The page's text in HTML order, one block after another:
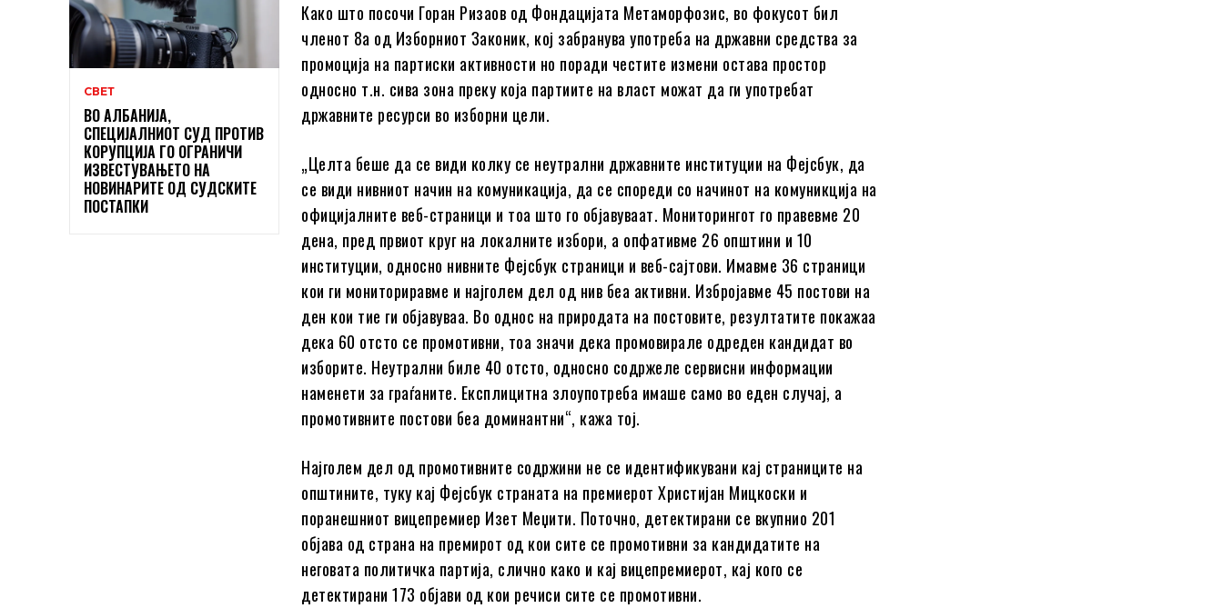
СВЕТ
ВО АЛБАНИЈА,
СПЕЦИЈАЛНИОТ СУД ПРОТИВ
КОРУПЦИЈА ГО ОГРАНИЧИ
ИЗВЕСТУВАЊЕТО НА
НОВИНАРИТЕ ОД СУДСКИТЕ
ПОСТАПКИ
Како што посочи Горан Ризаов од Фондацијата Метаморфозис, во фокусот бил
членот 8а од Изборниот Законик, кој зaбранува употреба на државни средства за
промоција на партиски активности но поради честите измени остава простор
односно т.н. сива зона преку која партиите на власт можат да ги употребат
државните ресурси во изборни цели.
„Целта беше да се види колку се неутрални државните институции на Фејсбук, да
се види нивниот начин на комуникација, да се спореди со начинот на комуникција на
официјалните веб-страници и тоа што го објавуваат. Мониторингот го правевме 20
дена, пред првиот круг на локалните избори, а опфативме 26 општини и 10
институции, односно нивните Фејсбук страници и веб-сајтови. Имавме 36 страници
кои ги мониториравме и најголем дел од нив беа активни. Избројавме 45 постови на
ден кои тие ги објавуваа. Во однос на природата на постовите, резултатите покажаа
дека 60 отсто се промотивни, тоа значи дека промовирале одреден кандидат во
изборите. Неутрални биле 40 отсто, односно содржеле сервисни информации
наменети за граѓаните. Експлицитна злоупотреба имаше само во еден случај, а
промотивните постови беа доминантни“, кажа тој.
Најголем дел од промотивните содржини не се идентификувани кај страниците на
општините, туку кај Фејсбук страната на премиерот Христијан Мицкоски и
поранешниот вицепремиер Изет Меџити. Поточно, детектирани се вкупнио 201
објава од страна на премирот од кои сите се промотивни за кандидатите на
неговата политичка партија, слично како и кај вицепремиерот, кај кого се
детектирани 173 објави од кои речиси сите се промотивни.